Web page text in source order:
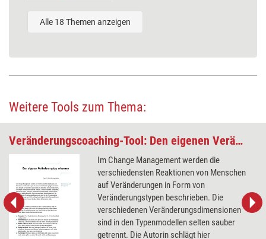
Alle 18 Themen anzeigen
Weitere Tools zum Thema:
Veränderungscoaching-Tool: Den eigenen Veränderungstyp erkennen
Im Change Management werden die
verschiedensten Reaktionen von Menschen
auf Veränderungen in Form von
Veränderungstypen beschrieben. Die
verschiedenen Veränderungsdimensionen
sind in den Typenmodellen selten sauber
getrennt. Die Autorin schlägt hier